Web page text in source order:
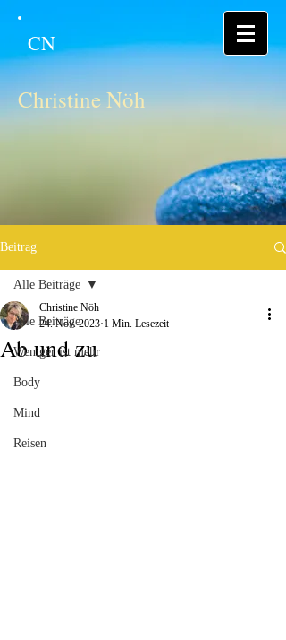
CN
Christine Nöh
Beitrag
Alle Beiträge
Weniger ist mehr
Body
Mind
Reisen
Alle Beiträge
Ab und zu
Christine Nöh
24. Nov. 2023 1 Min. Lesezeit